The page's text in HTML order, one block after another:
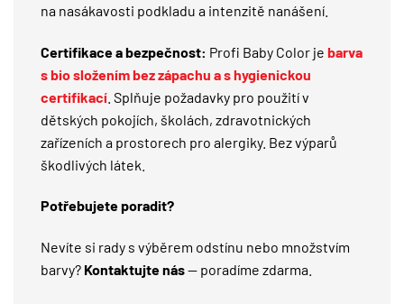
na nasákavosti podkladu a intenzitě nanášení.
Certifikace a bezpečnost: Profi Baby Color je barva
s bio složením bez zápachu a s hygienickou
certifikací . Splňuje požadavky pro použití v
dětských pokojích, školách, zdravotnických
zařízeních a prostorech pro alergiky. Bez výparů
škodlivých látek.
Potřebujete poradit?
Nevíte si rady s výběrem odstínu nebo množstvím
barvy? Kontaktujte nás— poradíme zdarma.